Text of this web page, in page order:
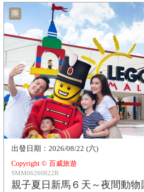
團
Copyright © 百威旅遊
SMM06260822B
親子夏日新馬６天～夜間動
2026/08/22 (六)